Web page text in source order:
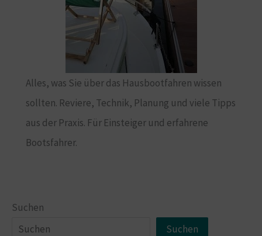
Alles, was Sie über das Hausbootfahren wissen
sollten. Reviere, Technik, Planung und viele Tipps
aus der Praxis. Für Einsteiger und erfahrene
Bootsfahrer.
Suchen
Suchen